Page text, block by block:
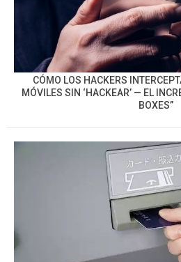
CÓMO LOS HACKERS
MÓVILES SIN ‘HACKEAR’ — EL
BOXES”